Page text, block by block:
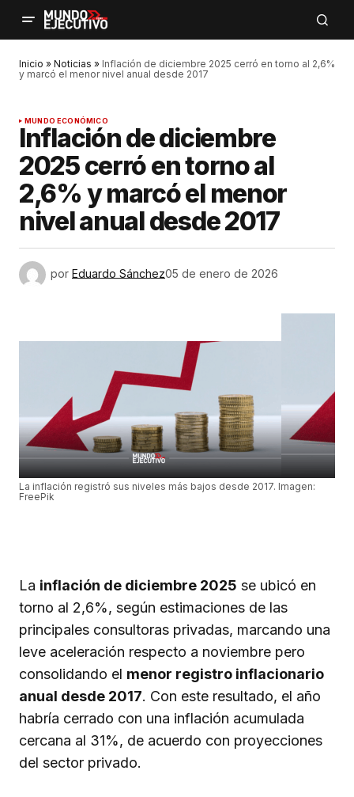
Inicio » Noticias » Inflación de diciembre 2025 cerró en torno al 2,6%
y marcó el menor nivel anual desde 2017
MUNDO ECONÓMICO
Inflación de diciembre
2025 cerró en torno al
2,6% y marcó el menor
nivel anual desde 2017
por Eduardo Sánchez05 de enero de 2026
La inflación registró sus niveles más bajos desde 2017. Imagen:
FreePik
La inflación de diciembre 2025 se ubicó en
torno al 2,6%, según estimaciones de las
principales consultoras privadas, marcando una
leve aceleración respecto a noviembre pero
consolidando el menor registro inflacionario
anual desde 2017. Con este resultado, el año
habría cerrado con una inflación acumulada
cercana al 31%, de acuerdo con proyecciones
del sector privado.